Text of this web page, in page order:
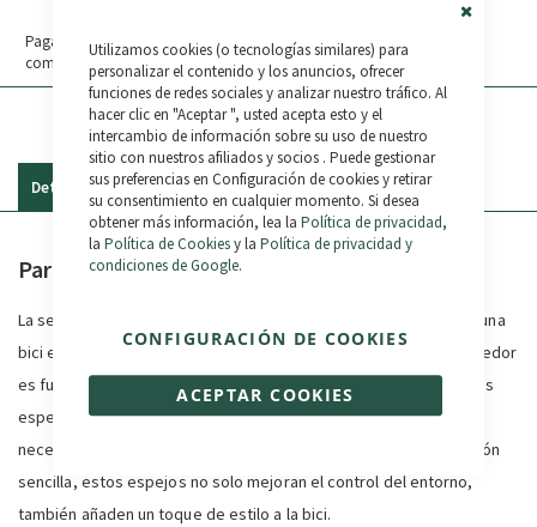
Utilizamos cookies (o tecnologías similares) para
personalizar el contenido y los anuncios, ofrecer
funciones de redes sociales y analizar nuestro tráfico. Al
hacer clic en "Aceptar ", usted acepta esto y el
intercambio de información sobre su uso de nuestro
sitio con nuestros afiliados y socios . Puede gestionar
sus preferencias en Configuración de cookies y retirar
su consentimiento en cualquier momento. Si desea
obtener más información, lea la Política de privacidad,
la Política de Cookiesy la Política de privacidad y
condiciones de Google.
ACEPTAR COOKIES
CONFIGURACIÓN DE COOKIES
Paga en 3 plazos sin intereses tus
compras de 30€ a 2.000€. 0% TAE.
Detalles
Par de espejos bicicleta
La seguridad es un aspecto crucial cuando se trata de conducir una
bici eléctrica, y tener una visión clara de lo que ocurre a tu alrededor
es fundamental. Los espejos retrovisores JR226 están diseñados
específicamente para proporcionar esa visibilidad adicional que
necesitas en cada paseo. Con un diseño elegante y una instalación
sencilla, estos espejos no solo mejoran el control del entorno,
también añaden un toque de estilo a la bici.
Reseñas